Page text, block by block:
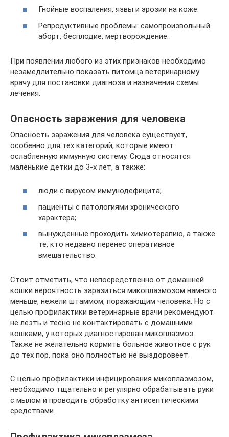
Гнойные воспаления, язвы и эрозии на коже.
Репродуктивные проблемы: самопроизвольный
аборт, бесплодие, мертворождение.
При появлении любого из этих признаков необходимо
незамедлительно показать питомца ветеринарному
врачу для постановки диагноза и назначения схемы
лечения.
Опасность заражения для человека
Опасность заражения для человека существует,
особенно для тех категорий, которые имеют
ослабленную иммунную систему. Сюда относятся
маленькие детки до 3-х лет, а также:
люди с вирусом иммунодефицита;
пациенты с патологиями хронического
характера;
вынужденные проходить химиотерапию, а также
те, кто недавно перенес оперативное
вмешательство.
Стоит отметить, что непосредственно от домашней
кошки вероятность заразиться микоплазмозом намного
меньше, нежели штаммом, поражающим человека. Но с
целью профилактики ветеринарные врачи рекомендуют
не лезть и тесно не контактировать с домашними
кошками, у которых диагностирован микоплазмоз.
Также не желательно кормить больное животное с рук
до тех пор, пока оно полностью не выздоровеет.
С целью профилактики инфицирования микоплазмозом,
необходимо тщательно и регулярно обрабатывать руки
с мылом и проводить обработку антисептическими
средствами.